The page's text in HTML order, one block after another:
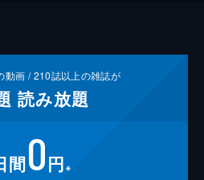
動画 /210誌以上の雑誌が
読み放題
間0円 ※